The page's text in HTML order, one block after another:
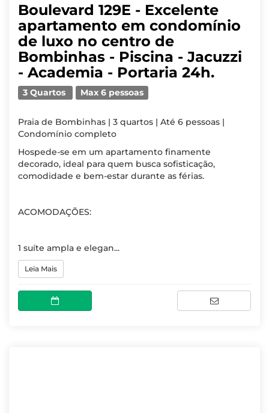
Boulevard 129E - Excelente
apartamento em condomínio
de luxo no centro de
Bombinhas - Piscina - Jacuzzi
- Academia - Portaria 24h.
3 Quartos Max 6 pessoas
Praia de Bombinhas | 3 quartos | Até 6 pessoas |
Condomínio completo
Hospede-se em um apartamento finamente
decorado, ideal para quem busca sofisticação,
comodidade e bem-estar durante as férias.
ACOMODAÇÕES:
1 suíte ampla e elegan...
Leia Mais